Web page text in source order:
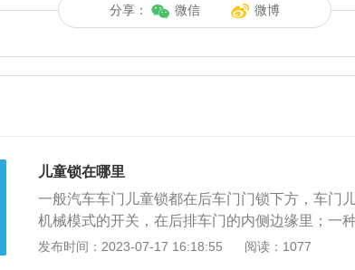
分享： 微信 微博
儿童锁在哪里
一般汽车车门儿童锁都在后车门门锁下方，车门
机械模式的开关，在后排车门的内侧边缘里；一
位置侧门旁。机械式的开锁方式与电子开锁方式
发布时间：2023-07-17 16:18:55 阅读：1077